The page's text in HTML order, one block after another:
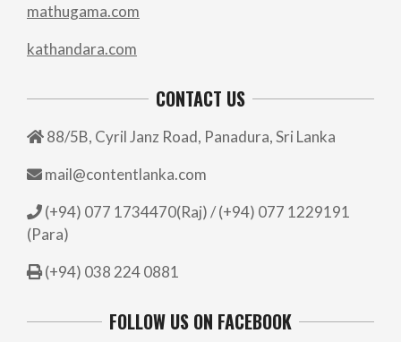
mathugama.com
kathandara.com
CONTACT US
88/5B, Cyril Janz Road, Panadura, Sri Lanka
mail@contentlanka.com
(+94) 077 1734470(Raj) / (+94) 077 1229191
(Para)
(+94) 038 224 0881
FOLLOW US ON FACEBOOK